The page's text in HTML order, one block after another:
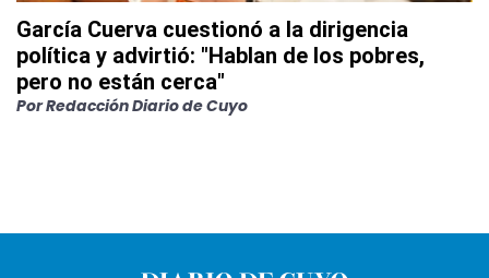
García Cuerva cuestionó a la dirigencia
política y advirtió: "Hablan de los pobres,
pero no están cerca"
PorRedacción Diario de Cuyo